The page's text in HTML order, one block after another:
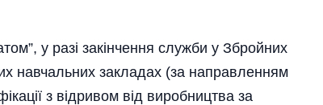
у разі закінчення служби у Збройних
навчальних закладах (за направленням
з відривом від виробництва за